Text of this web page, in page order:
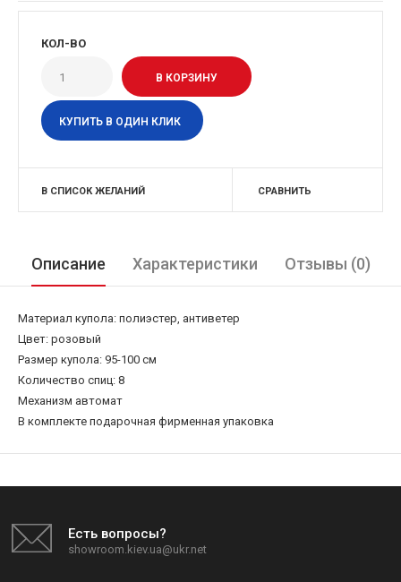
КОЛ-ВО
КУПИТЬ В ОДИН КЛИК
В СПИСОК ЖЕЛАНИЙ СРАВНИТЬ
Описание Характеристики Отзывы (0)
Материал купола: полиэстер, антиветер
Цвет: розовый
Размер купола: 95-100 см
Количество спиц: 8
Механизм автомат
В комплекте подарочная фирменная упаковка
Есть вопросы?
showroom.kiev.ua@ukr.net